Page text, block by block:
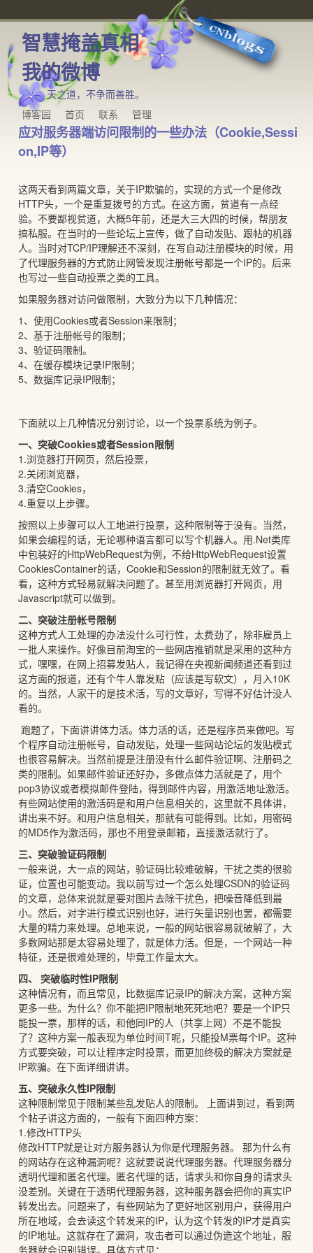
智慧掩盖真相
我的微博
天之道，不争而善胜。
博客园
首页 联系 管理
应对服务器端访问限制的一些办法（Cookie,Sessi
on,IP等）
这两天看到两篇文章，关于IP欺骗的，实现的方式一个是修改
HTTP头，一个是重复拨号的方式。在这方面，贫道有一点经
验。不要鄙视贫道，大概5年前，还是大三大四的时候，帮朋友
搞私服。在当时的一些论坛上宣传，做了自动发贴、跟帖的机器
人。当时对TCP/IP理解还不深刻，在写自动注册模块的时候，用
了代理服务器的方式防止网管发现注册帐号都是一个IP的。后来
也写过一些自动投票之类的工具。
如果服务器对访问做限制，大致分为以下几种情况：
1、使用Cookies或者Session来限制；
2、基于注册帐号的限制；
3、验证码限制。
4、在缓存模块记录IP限制；
5、数据库记录IP限制；
下面就以上几种情况分别讨论，以一个投票系统为例子。
一、突破Cookies或者Session限制
1.浏览器打开网页，然后投票，
2.关闭浏览器，
3.清空Cookies，
4.重复以上步骤。
按照以上步骤可以人工地进行投票，这种限制等于没有。当然，
如果会编程的话，无论哪种语言都可以写个机器人。用.Net类库
中包装好的HttpWebRequest为例，不给HttpWebRequest设置
CookiesContainer的话，Cookie和Session的限制就无效了。看
看，这种方式轻易就解决问题了。甚至用浏览器打开网页，用
Javascript就可以做到。
二、突破注册帐号限制
这种方式人工处理的办法没什么可行性，太费劲了，除非雇员上
一批人来操作。好像目前淘宝的一些网店推销就是采用的这种方
式，嘿嘿，在网上招募发贴人，我记得在央视新闻频道还看到过
这方面的报道，还有个牛人靠发贴（应该是写软文），月入10K
的。当然，人家干的是技术活，写的文章好，写得不好估计没人
看的。
跑题了，下面讲讲体力活。体力活的话，还是程序员来做吧。写
个程序自动注册帐号，自动发贴，处理一些网站论坛的发贴模式
也很容易解决。当然前提是注册没有什么邮件验证啊、注册码之
类的限制。如果邮件验证还好办，多做点体力活就是了，用个
pop3协议或者模拟邮件登陆，得到邮件内容，用激活地址激活。
有些网站使用的激活码是和用户信息相关的，这里就不具体讲，
讲出来不好。和用户信息相关，那就有可能得到。比如，用密码
的MD5作为激活码，那也不用登录邮箱，直接激活就行了。
三、突破验证码限制
一般来说，大一点的网站，验证码比较难破解，干扰之类的很验
证，位置也可能变动。我以前写过一个怎么处理CSDN的验证码
的文章，总体来说就是要对图片去除干扰色，把噪音降低到最
小。然后，对字进行模式识别也好，进行矢量识别也罢，都需要
大量的精力来处理。总地来说，一般的网站很容易就破解了，大
多数网站那是太容易处理了，就是体力活。但是，一个网站一种
特征，还是很难处理的，毕竟工作量太大。
四、 突破临时性IP限制
这种情况有，而且常见，比数据库记录IP的解决方案，这种方案
更多一些。为什么？你不能把IP限制地死死地吧？要是一个IP只
能投一票，那样的话，和他同IP的人（共享上网）不是不能投
了？这种方案一般表现为单位时间T呢，只能投M票每个IP。这种
方式要突破，可以让程序定时投票，而更加终极的解决方案就是
IP欺骗。在下面详细讲讲。
五、突破永久性IP限制
这种限制常见于限制某些乱发贴人的限制。 上面讲到过，看到两
个帖子讲这方面的，一般有下面四种方案：
1.修改HTTP头
修改HTTP就是让对方服务器认为你是代理服务器。 那为什么有
的网站存在这种漏洞呢？这就要说说代理服务器。代理服务器分
透明代理和匿名代理。匿名代理的话，请求头和你自身的请求头
没差别。关键在于透明代理服务器，这种服务器会把你的真实IP
转发出去。问题来了，有些网站为了更好地区别用户，获得用户
所在地域，会去读这个转发来的IP，认为这个转发的IP才是真实
的IP地址。这就存在了漏洞，攻击者可以通过伪造这个地址，服
务器就会识别错误。具体方式见：